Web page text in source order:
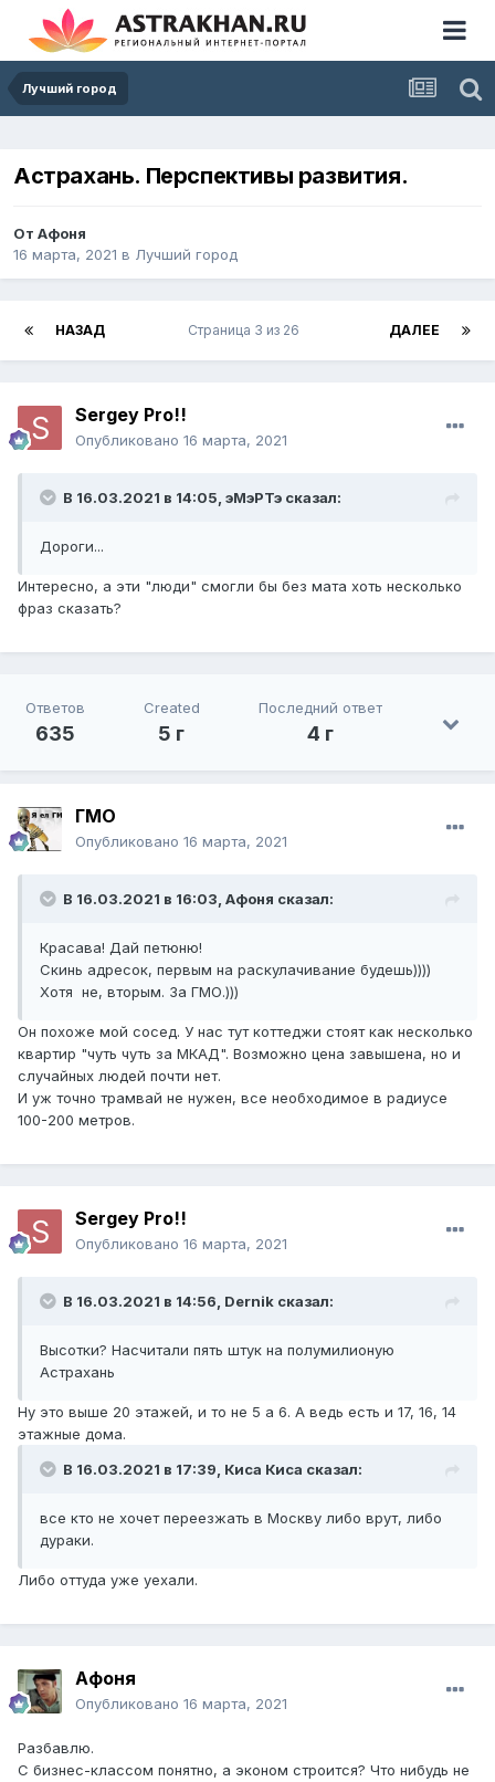
Лучший город
Астрахань. Перспективы развития.
От Афоня
16 марта, 2021 в Лучший город
НАЗАД ДАЛЕЕ
Страница 3 из 26
Sergey Pro!!
Опубликовано 16 марта, 2021
В 16.03.2021 в 14:05, эМэРТэ сказал:
Дороги...
Интересно, а эти "люди" смогли бы без мата хоть несколько
фраз сказать?
Ответов
635
Created
5 г
Последний ответ
4 г
ГМО
Опубликовано 16 марта, 2021
В 16.03.2021 в 16:03, Афоня сказал:
Красава! Дай петюню!
Скинь адресок, первым на раскулачивание будешь))))
Хотя не, вторым. За ГМО.)))
Он похоже мой сосед. У нас тут коттеджи стоят как несколько
квартир "чуть чуть за МКАД". Возможно цена завышена, но и
случайных людей почти нет.
И уж точно трамвай не нужен, все необходимое в радиусе
100-200 метров.
Sergey Pro!!
Опубликовано 16 марта, 2021
В 16.03.2021 в 14:56, Dernik сказал:
Высотки? Насчитали пять штук на полумилионую
Астрахань
Ну это выше 20 этажей, и то не 5 а 6. А ведь есть и 17, 16, 14
этажные дома.
В 16.03.2021 в 17:39, Киса Киса сказал:
все кто не хочет переезжать в Москву либо врут, либо
дураки.
Либо оттуда уже уехали.
Афоня
Опубликовано 16 марта, 2021
Разбавлю.
С бизнес-классом понятно, а эконом строится? Что нибудь не